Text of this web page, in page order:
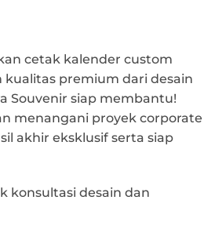
cetak kalender custom
kualitas premium dari desain
Souvenir siap membantu!
menangani proyek corporate
akhir eksklusif serta siap
konsultasi desain dan